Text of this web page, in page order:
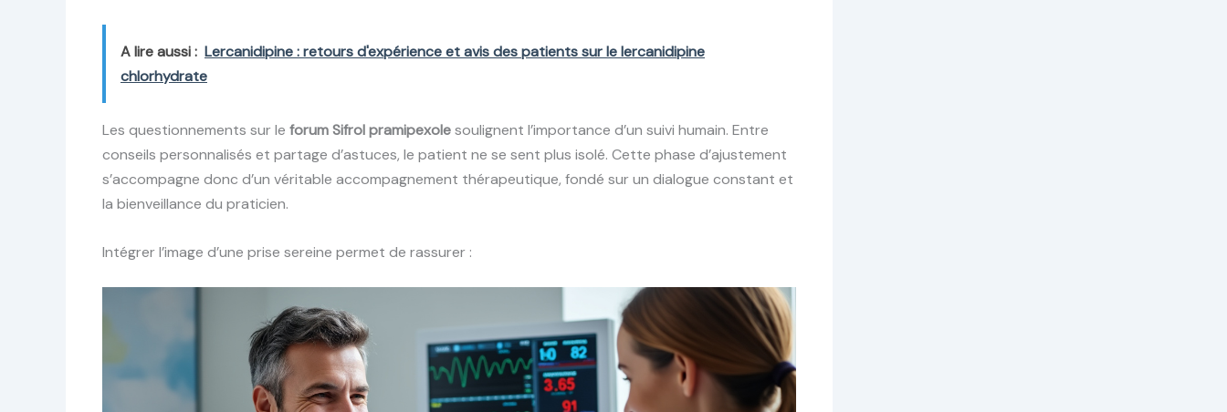
A lire aussi : Lercanidipine : retours d'expérience et avis des patients sur le lercanidipine
chlorhydrate
Les questionnements sur le forum Sifrol pramipexolesoulignent l’importance d’un suivi humain. Entre
conseils personnalisés et partage d’astuces, le patient ne se sent plus isolé. Cette phase d’ajustement
s’accompagne donc d’un véritable accompagnement thérapeutique, fondé sur un dialogue constant et
la bienveillance du praticien.
Intégrer l’image d’une prise sereine permet de rassurer :